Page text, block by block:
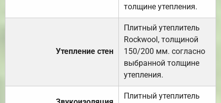
толщине утепления.
Утепление стен
Плитный утеплитель
Rockwool, толщиной
150/200 мм. согласно
выбранной толщине
утепления.
Плитный утеплитель